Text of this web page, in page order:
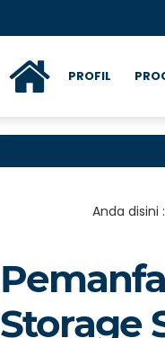
PROFIL
Anda disini :
Storage